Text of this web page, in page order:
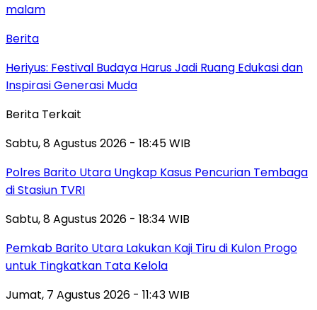
Berita
Heriyus: Festival Budaya Harus Jadi Ruang Edukasi dan
Inspirasi Generasi Muda
Berita Terkait
Sabtu, 8 Agustus 2026 - 18:45 WIB
Polres Barito Utara Ungkap Kasus Pencurian Tembaga
di Stasiun TVRI
Sabtu, 8 Agustus 2026 - 18:34 WIB
Pemkab Barito Utara Lakukan Kaji Tiru di Kulon Progo
untuk Tingkatkan Tata Kelola
Jumat, 7 Agustus 2026 - 11:43 WIB